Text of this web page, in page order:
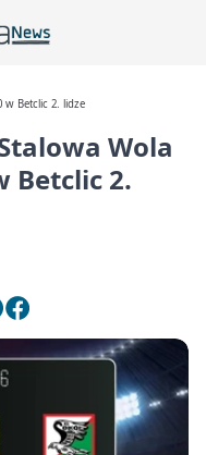
w Betclic 2. lidze
Wola
Betclic 2.